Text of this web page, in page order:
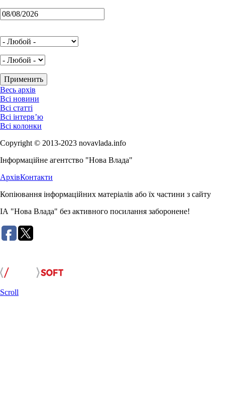
Весь архів
Всі новини
Всі статті
Всі інтерв’ю
Всі колонки
Copyright © 2013-2023 novavlada.info
Інформаційне агентство "Нова Влада"
АрхівКонтакти
Копіювання інформаційних матеріалів або їх частини з сайту
ІА "Нова Влада" без активного посилання заборонене!
Scroll